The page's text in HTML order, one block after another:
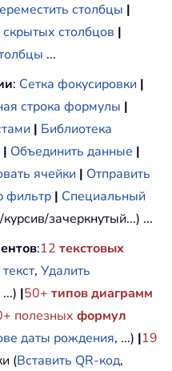
столбцы |
столбцов |
...
: Сетка фокусировки |
строка формулы |
| Библиотека
| Объединить данные |
ячейки | Отправить
фильтр | Специальный
зачеркнутый...) ...
:12 текстовых
, Удалить
...) |50+ типов диаграмм
полезных формул
даты рождения, ...) |19
(Вставить QR-код,